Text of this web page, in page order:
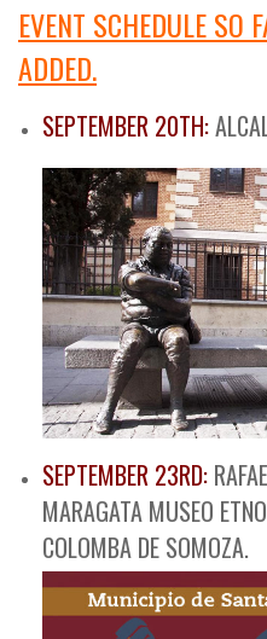
EVENT SCHEDULE SO
ADDED.
SEPTEMBER 20TH:
SEPTEMBER 23RD:
MARAGATA MUSEO
COLOMBA DE SOMOZA.